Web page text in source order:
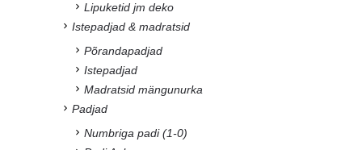
Lipuketid jm deko
Istepadjad & madratsid
Põrandapadjad
Istepadjad
Madratsid mängunurka
Padjad
Numbriga padi (1-0)